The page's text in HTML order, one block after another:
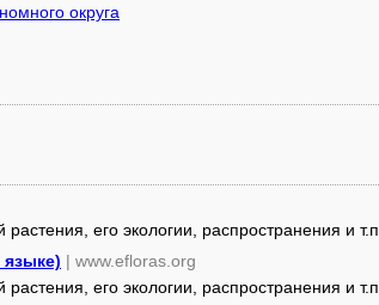
округа
его экологии, распространения и т.п.
языке) | www.efloras.org
его экологии, распространения и т.п.